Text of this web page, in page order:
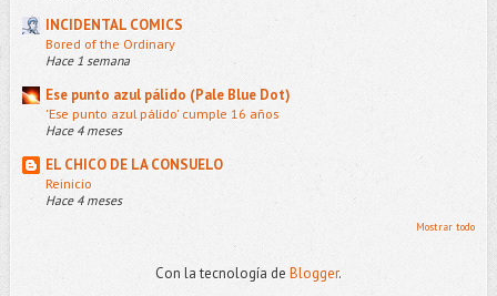
INCIDENTAL COMICS
Bored of the Ordinary
Hace 1 semana
Ese punto azul pálido (Pale Blue Dot)
'Ese punto azul pálido' cumple 16 años
Hace 4 meses
EL CHICO DE LA CONSUELO
Reinicio
Hace 4 meses
Mostrar todo
Con la tecnología de Blogger.